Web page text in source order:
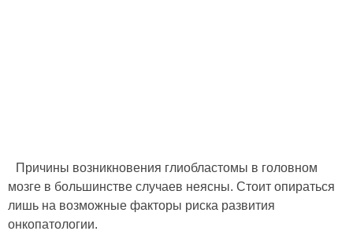
Причины возникновения глиобластомы в головном
мозге в большинстве случаев неясны. Стоит опираться
лишь на возможные факторы риска развития
онкопатологии.